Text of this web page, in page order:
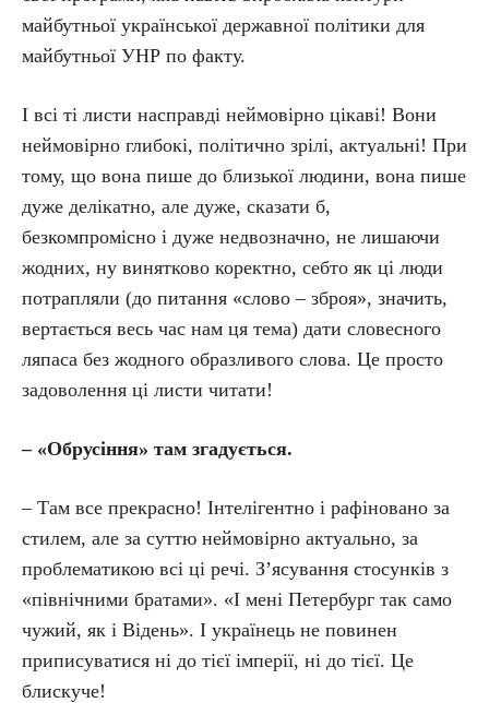
майбутньої української державної політики для
майбутньої УНР по факту.
І всі ті листи насправді неймовірно цікаві! Вони
неймовірно глибокі, політично зрілі, актуальні! При
тому, що вона пише до близької людини, вона пише
дуже делікатно, але дуже, сказати б,
безкомпромісно і дуже недвозначно, не лишаючи
жодних, ну винятково коректно, себто як ці люди
потрапляли (до питання «слово – зброя», значить,
вертається весь час нам ця тема) дати словесного
ляпаса без жодного образливого слова. Це просто
задоволення ці листи читати!
– «Обрусіння» там згадується.
– Там все прекрасно! Інтелігентно і рафіновано за
стилем, але за суттю неймовірно актуально, за
проблематикою всі ці речі. З’ясування стосунків з
«північними братами». «І мені Петербург так само
чужий, як і Відень». І українець не повинен
приписуватися ні до тієї імперії, ні до тієї. Це
блискуче!